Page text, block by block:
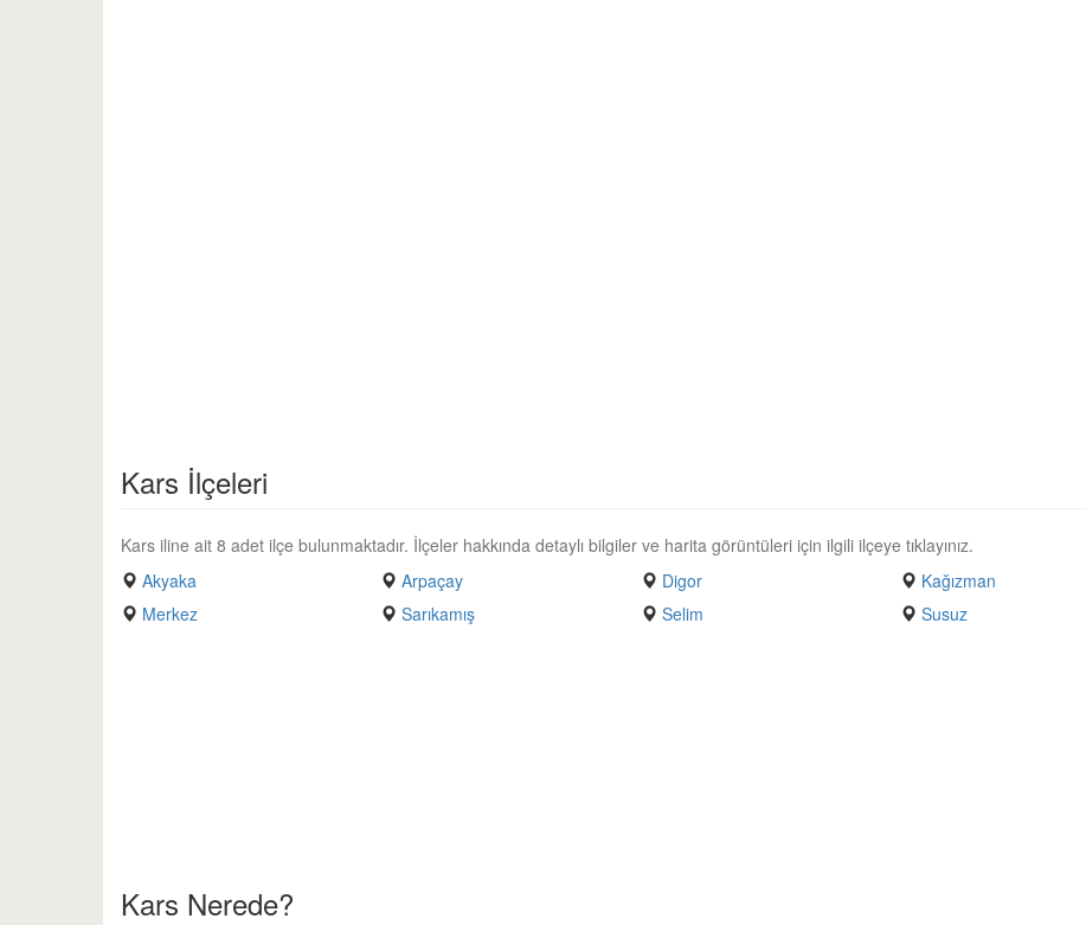
Kars İlçeleri
Kars iline ait 8 adet ilçe bulunmaktadır. İlçeler hakkında detaylı bilgiler ve harita görüntüleri için ilgili ilçeye tıklayınız.
Akyaka
Arpaçay Digor
Kağızman
Merkez
Sarıkamış Selim Susuz
Kars Nerede?